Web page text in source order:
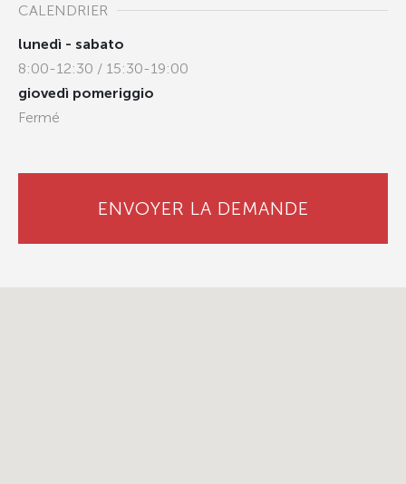
CALENDRIER
lunedì - sabato
8:00-12:30 / 15:30-19:00
giovedì pomeriggio
Fermé
ENVOYER LA DEMANDE